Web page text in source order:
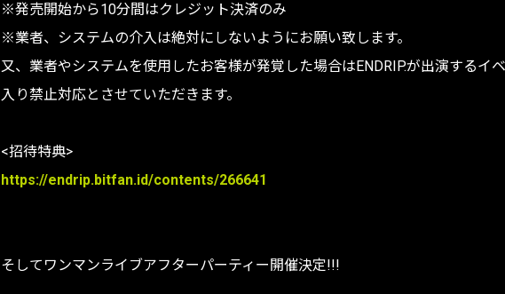
※発売開始から10分間はクレジット決済のみ
※業者、システムの介入は絶対にしないようにお願い致します。
又、業者やシステムを使用したお客様が発覚した場合はENDRIP.が出演するイ
入り禁止対応とさせていただきます。
<招待特典>
https://endrip.bitfan.id/contents/266641
そしてワンマンライブアフターパーティー開催決定!!!